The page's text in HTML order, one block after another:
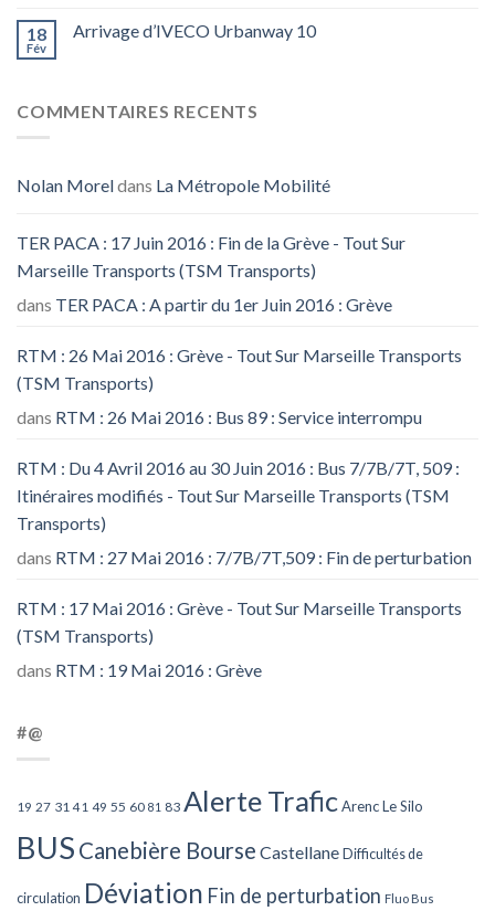
18
Fév
Arrivage d’IVECO Urbanway 10
COMMENTAIRES RECENTS
Nolan Moreldans La Métropole Mobilité
TER PACA : 17 Juin 2016 : Fin de la Grève - Tout Sur
Marseille Transports (TSM Transports)
dans TER PACA : A partir du 1er Juin 2016 : Grève
RTM : 26 Mai 2016 : Grève - Tout Sur Marseille Transports
(TSM Transports)
dans RTM : 26 Mai 2016 : Bus 89 : Service interrompu
RTM : Du 4 Avril 2016 au 30 Juin 2016 : Bus 7/7B/7T, 509 :
Itinéraires modifiés - Tout Sur Marseille Transports (TSM
Transports)
dans RTM : 27 Mai 2016 : 7/7B/7T,509 : Fin de perturbation
RTM : 17 Mai 2016 : Grève - Tout Sur Marseille Transports
(TSM Transports)
dans RTM : 19 Mai 2016 : Grève
#@
19 27 31 41 49 55 60 81 83 Alerte TraficArenc Le Silo
BUS Canebière Bourse Castellane Difficultés de
circulation Déviation Fin de perturbation Fluo Bus